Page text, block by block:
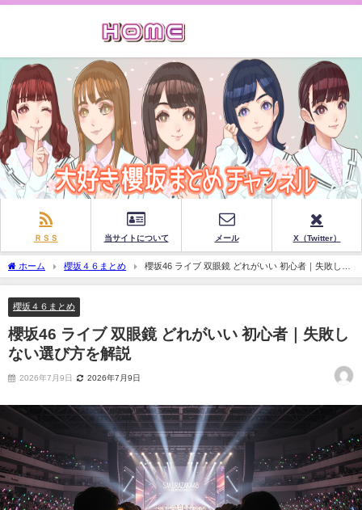
ＲＳＳ 当サイトについて メール X（Twitter）
ホーム 櫻坂４６まとめ
櫻坂46 ライブ 双眼鏡 どれがいい 初心者｜失敗しな
い選び方を解説
櫻坂４６まとめ
櫻坂46 ライブ 双眼鏡 どれがいい 初心者｜失敗し
ない選び方を解説
2026年7月9日 2026年7月9日